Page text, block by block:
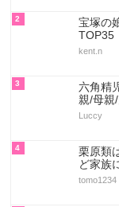
2
宝塚の
TOP35
kent.n
3
六角精
親/母親
Luccy
4
栗原類
ど家族
tomo1234